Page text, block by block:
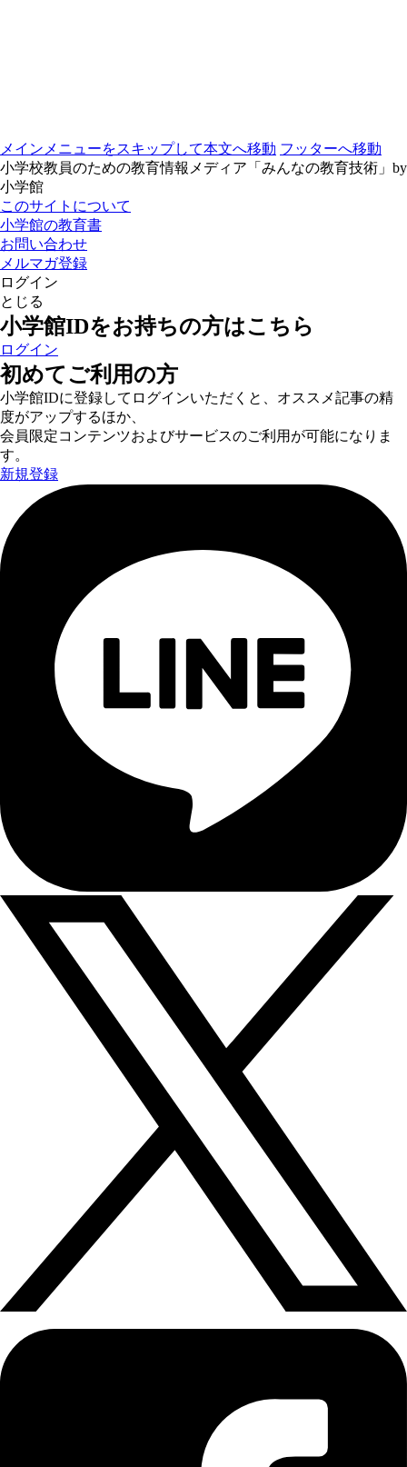
メインメニューをスキップして本文へ移動 フッターへ移動
小学校教員のための教育情報メディア「みんなの教育技術」by
小学館
このサイトについて
小学館の教育書
お問い合わせ
メルマガ登録
ログイン
とじる
小学館IDをお持ちの方はこちら
ログイン
初めてご利用の方
小学館IDに登録してログインいただくと、オススメ記事の精
度がアップするほか、
会員限定コンテンツおよびサービスのご利用が可能になりま
す。
新規登録